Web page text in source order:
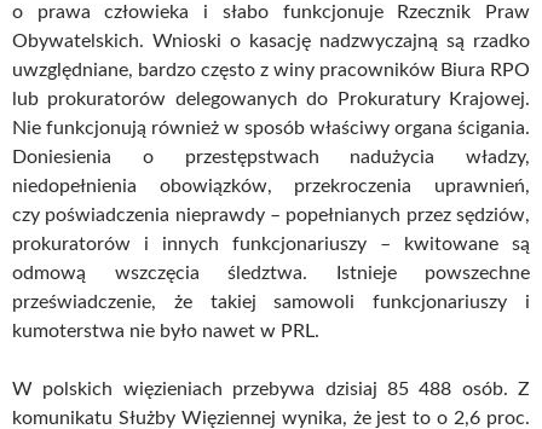
o prawa człowieka i słabo funkcjonuje Rzecznik Praw
Obywatelskich. Wnioski o kasację nadzwyczajną są rzadko
uwzględniane, bardzo często z winy pracowników Biura RPO
lub prokuratorów delegowanych do Prokuratury Krajowej.
Nie funkcjonują również w sposób właściwy organa ścigania.
Doniesienia o przestępstwach nadużycia władzy,
niedopełnienia obowiązków, przekroczenia uprawnień,
czy poświadczenia nieprawdy – popełnianych przez sędziów,
prokuratorów i innych funkcjonariuszy – kwitowane są
odmową wszczęcia śledztwa. Istnieje powszechne
przeświadczenie, że takiej samowoli funkcjonariuszy i
kumoterstwa nie było nawet w PRL.
W polskich więzieniach przebywa dzisiaj 85 488 osób. Z
komunikatu Służby Więziennej wynika, że jest to o 2,6 proc.